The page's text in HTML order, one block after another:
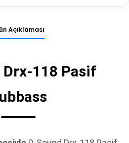
Açıklaması
Drx-118 Pasif